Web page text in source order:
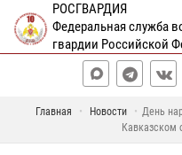
РОСГВАРДИЯ
Федеральная служба
гвардии Российской
Главная Новости
День
Кавказском